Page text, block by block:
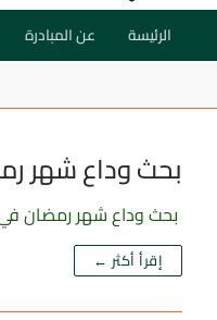
الرئيسة عن المبادرة
بحث وداع شهر
بحث وداع شهر رمضان في
إقرأ أكثر ←